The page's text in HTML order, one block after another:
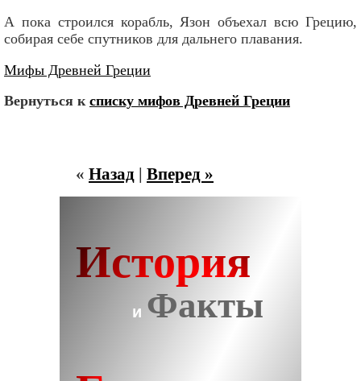
А пока строился корабль, Язон объехал всю Грецию,
собирая себе спутников для дальнего плавания.
Мифы Древней Греции
Вернуться к списку мифов Древней Греции
« Назад | Вперед »